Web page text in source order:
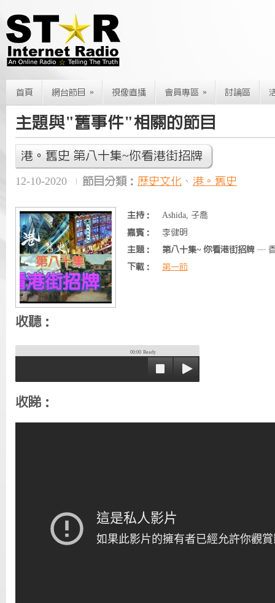
首頁 網台節目 » 視像直播 會員專區 » 討論區
主題與"舊事件"相關的節目
港。舊史 第八十集~你看港街招牌
12-10-2020 節目分類： 歷史文化 、 港。舊史
主持：
Ashida, 子喬
嘉賓：
李健明
主題：
第八十集~ 你看港街招牌 —
下載：
第一節
收聽：
00:00 Ready
收睇：